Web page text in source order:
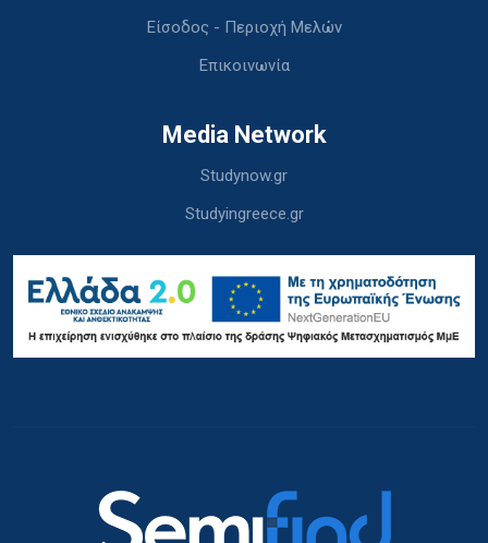
Είσοδος - Περιοχή Μελών
Επικοινωνία
Media Network
Studynow.gr
Studyingreece.gr